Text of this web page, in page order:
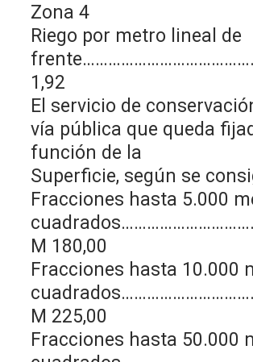
Zona 4
Riego por metro lineal de
1,92
El servicio de
vía pública que queda
función de la
Superficie, según se
Fracciones hasta 5.000
M 180,00
Fracciones hasta 10.000
M 225,00
Fracciones hasta 50.000